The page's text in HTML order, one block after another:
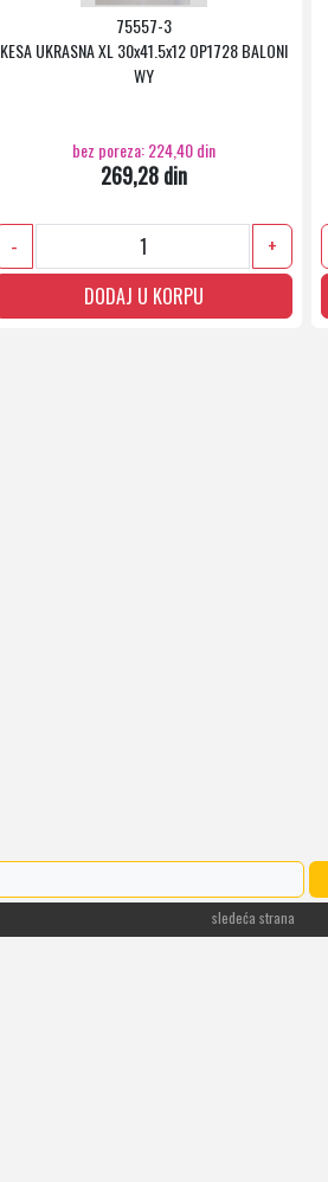
75557-3
KESA UKRASNA XL 30x41.5x12 OP1728 BALONI
WY
bez poreza: 224,40 din
269,28 din
-
+
DODAJ U KORPU
sledeća strana